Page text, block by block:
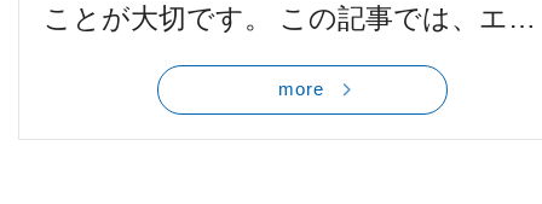
ことが大切です。 この記事では、エ…
more